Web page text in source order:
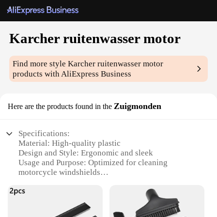
Karcher ruitenwasser motor
Find more styleKarcher ruitenwasser motor
products with AliExpress Business
Here are the products found in the Zuigmonden
Specifications:
Material: High-quality plastic
Design and Style: Ergonomic and sleek
Usage and Purpose: Optimized for cleaning
motorcycle windshields
Parts and Accessories: Includes a complete set for
motorcycle enthusiasts
Applicable People: Ideal for motorcycle owners and